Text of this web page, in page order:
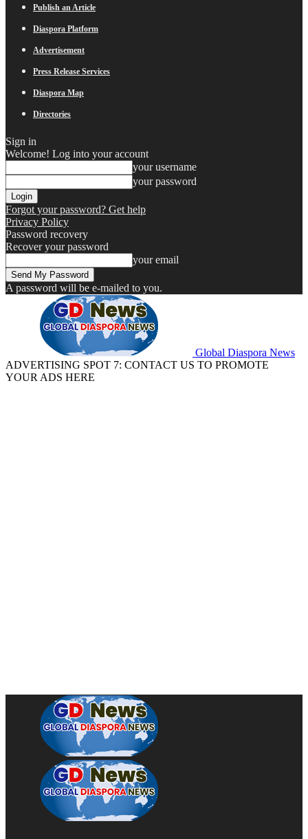
Publish an Article
Diaspora Platform
Advertisement
Press Release Services
Diaspora Map
Directories
Sign in
Welcome! Log into your account
your username
your password
Forgot your password? Get help
Privacy Policy
Password recovery
Recover your password
your email
A password will be e-mailed to you.
Global Diaspora News
ADVERTISING SPOT 7: CONTACT US TO PROMOTE
YOUR ADS HERE